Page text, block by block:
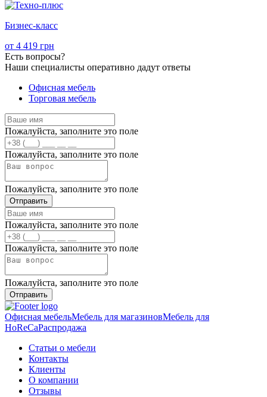
Бизнес-класс
от 4 419 грн
Есть вопросы?
Наши специалисты оперативно дадут ответы
Офисная мебель
Торговая мебель
Пожалуйста, заполните это поле
Пожалуйста, заполните это поле
Пожалуйста, заполните это поле
Отправить
Пожалуйста, заполните это поле
Пожалуйста, заполните это поле
Пожалуйста, заполните это поле
Отправить
Офисная мебельМебель для магазиновМебель для
HoReCaРаспродажа
Статьи о мебели
Контакты
Клиенты
О компании
Отзывы